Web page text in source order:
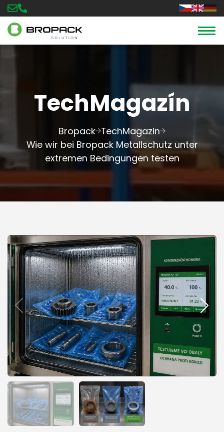
TechMagazín
Bropack TechMagazin
Wie wir bei Bropack Metallschutz unter
extremen Bedingungen testen